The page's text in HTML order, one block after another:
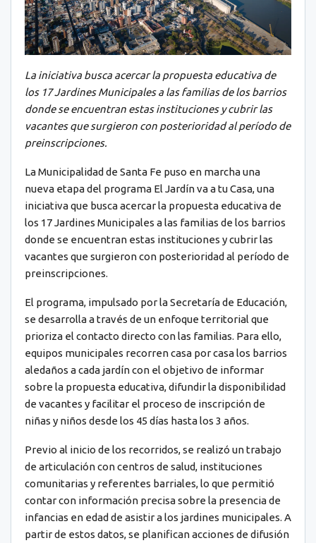
La iniciativa busca acercar la propuesta educativa de
los 17 Jardines Municipales a las familias de los barrios
donde se encuentran estas instituciones y cubrir las
vacantes que surgieron con posterioridad al período de
preinscripciones.
La Municipalidad de Santa Fe puso en marcha una
nueva etapa del programa El Jardín va a tu Casa, una
iniciativa que busca acercar la propuesta educativa de
los 17 Jardines Municipales a las familias de los barrios
donde se encuentran estas instituciones y cubrir las
vacantes que surgieron con posterioridad al período de
preinscripciones.
El programa, impulsado por la Secretaría de Educación,
se desarrolla a través de un enfoque territorial que
prioriza el contacto directo con las familias. Para ello,
equipos municipales recorren casa por casa los barrios
aledaños a cada jardín con el objetivo de informar
sobre la propuesta educativa, difundir la disponibilidad
de vacantes y facilitar el proceso de inscripción de
niñas y niños desde los 45 días hasta los 3 años.
Previo al inicio de los recorridos, se realizó un trabajo
de articulación con centros de salud, instituciones
comunitarias y referentes barriales, lo que permitió
contar con información precisa sobre la presencia de
infancias en edad de asistir a los jardines municipales. A
partir de estos datos, se planifican acciones de difusión